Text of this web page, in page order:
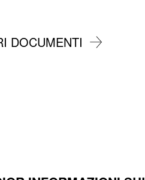
DOCUMENTI